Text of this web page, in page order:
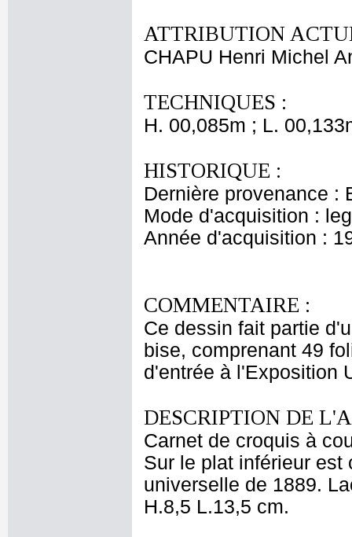
ATTRIBUTION
CHAPU Henri Michel
TECHNIQUES :
H. 00,085m ; L.
HISTORIQUE :
Dernière provenance :
Mode d'acquisition :
Année d'acquisition :
COMMENTAIRE :
Ce dessin fait partie
bise, comprenant 49
d'entrée à l'Exposition
DESCRIPTION DE
Carnet de croquis à
Sur le plat inférieur
universelle de 1889.
H.8,5 L.13,5 cm.